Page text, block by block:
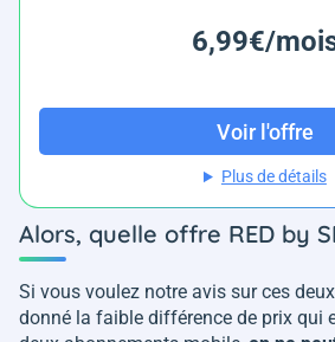
6,99€/
Voir l'offre
Plus de détails
Alors, quelle offre RED by
Si vous voulez notre avis sur ces
donné la faible différence de prix qui